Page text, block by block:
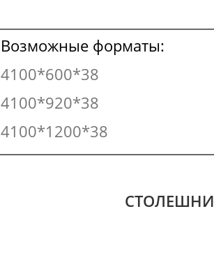
Возможные форматы:
4100*600*38
4100*920*38
4100*1200*38